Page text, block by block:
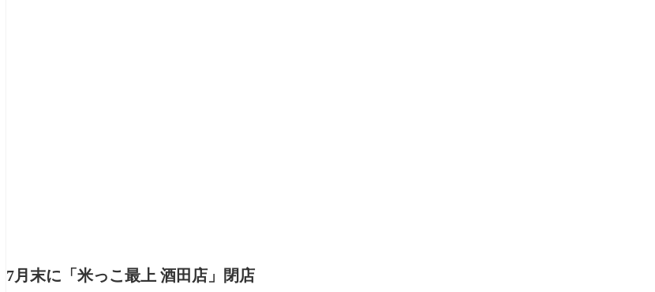
7月末に「米っこ最上 酒田店」閉店